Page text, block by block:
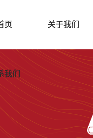
页 关于我们
我们